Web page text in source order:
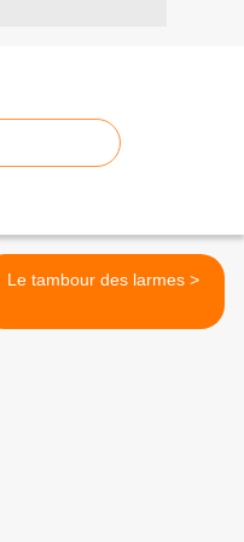
Le tambour des larmes >